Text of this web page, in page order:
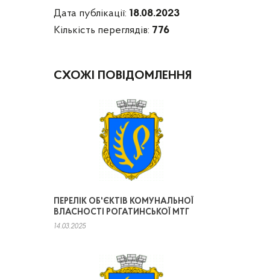
Дата публікації: 18.08.2023
Кількість переглядів: 776
СХОЖІ ПОВІДОМЛЕННЯ
ПЕРЕЛІК ОБ'ЄКТІВ КОМУНАЛЬНОЇ
ВЛАСНОСТІ РОГАТИНСЬКОЇ МТГ
14.03.2025